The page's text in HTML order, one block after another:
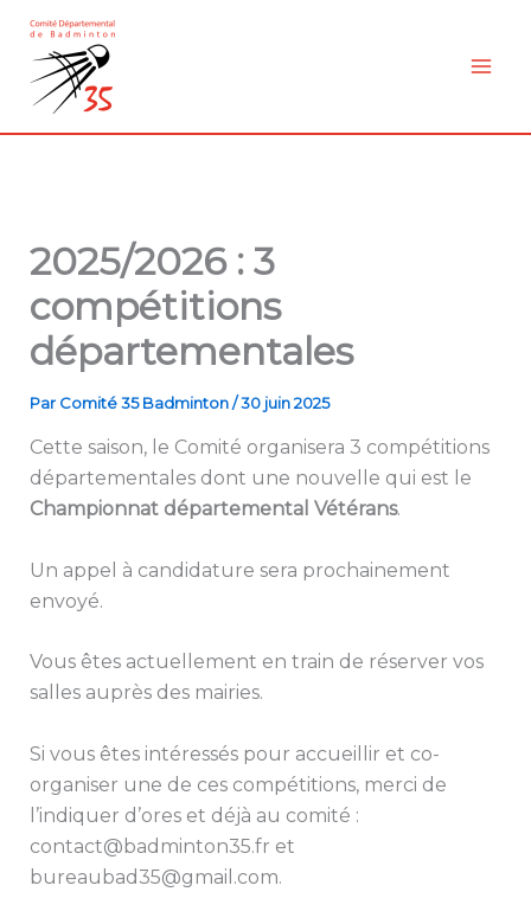
contenu
2025/2026 : 3
compétitions
départementales
Par Comité 35 Badminton/30 juin 2025
Cette saison, le Comité organisera 3 compétitions
départementales dont une nouvelle qui est le
Championnat départemental Vétérans.
Un appel à candidature sera prochainement
envoyé.
Vous êtes actuellement en train de réserver vos
salles auprès des mairies.
Si vous êtes intéressés pour accueillir et co-
organiser une de ces compétitions, merci de
l’indiquer d’ores et déjà au comité :
contact@badminton35.fr et
bureaubad35@gmail.com.